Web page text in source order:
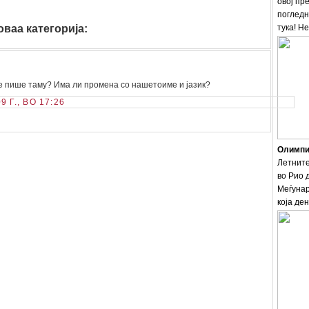
категорија:
пише таму? Има ли промена со нашетоиме и јазик?
Г., ВО 17:26
тука!
во Рио
која